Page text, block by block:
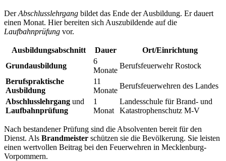
DerAbschlusslehrgang bildet das Ende der Ausbildung. Er dauert
einen Monat. Hier bereiten sich Auszubildende auf die
Laufbahnprüfung vor.
Ausbildungsabschnitt Dauer
Ort/Einrichtung
Grundausbildung
6
Monate
Berufsfeuerwehr Rostock
Berufspraktische
Ausbildung
11
Monate
Berufsfeuerwehren des Landes
Abschlusslehrgang und
Laufbahnprüfung
1
Monat
Landesschule für Brand- und
Katastrophenschutz M-V
Nach bestandener Prüfung sind die Absolventen bereit für den
Dienst. Als Brandmeister schützen sie die Bevölkerung. Sie leisten
einen wertvollen Beitrag bei den Feuerwehren in Mecklenburg-
Vorpommern.